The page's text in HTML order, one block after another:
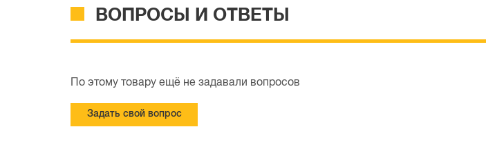
ВОПРОСЫ И ОТВЕТЫ
По этому товару ещё не задавали вопросов
Задать свой вопрос